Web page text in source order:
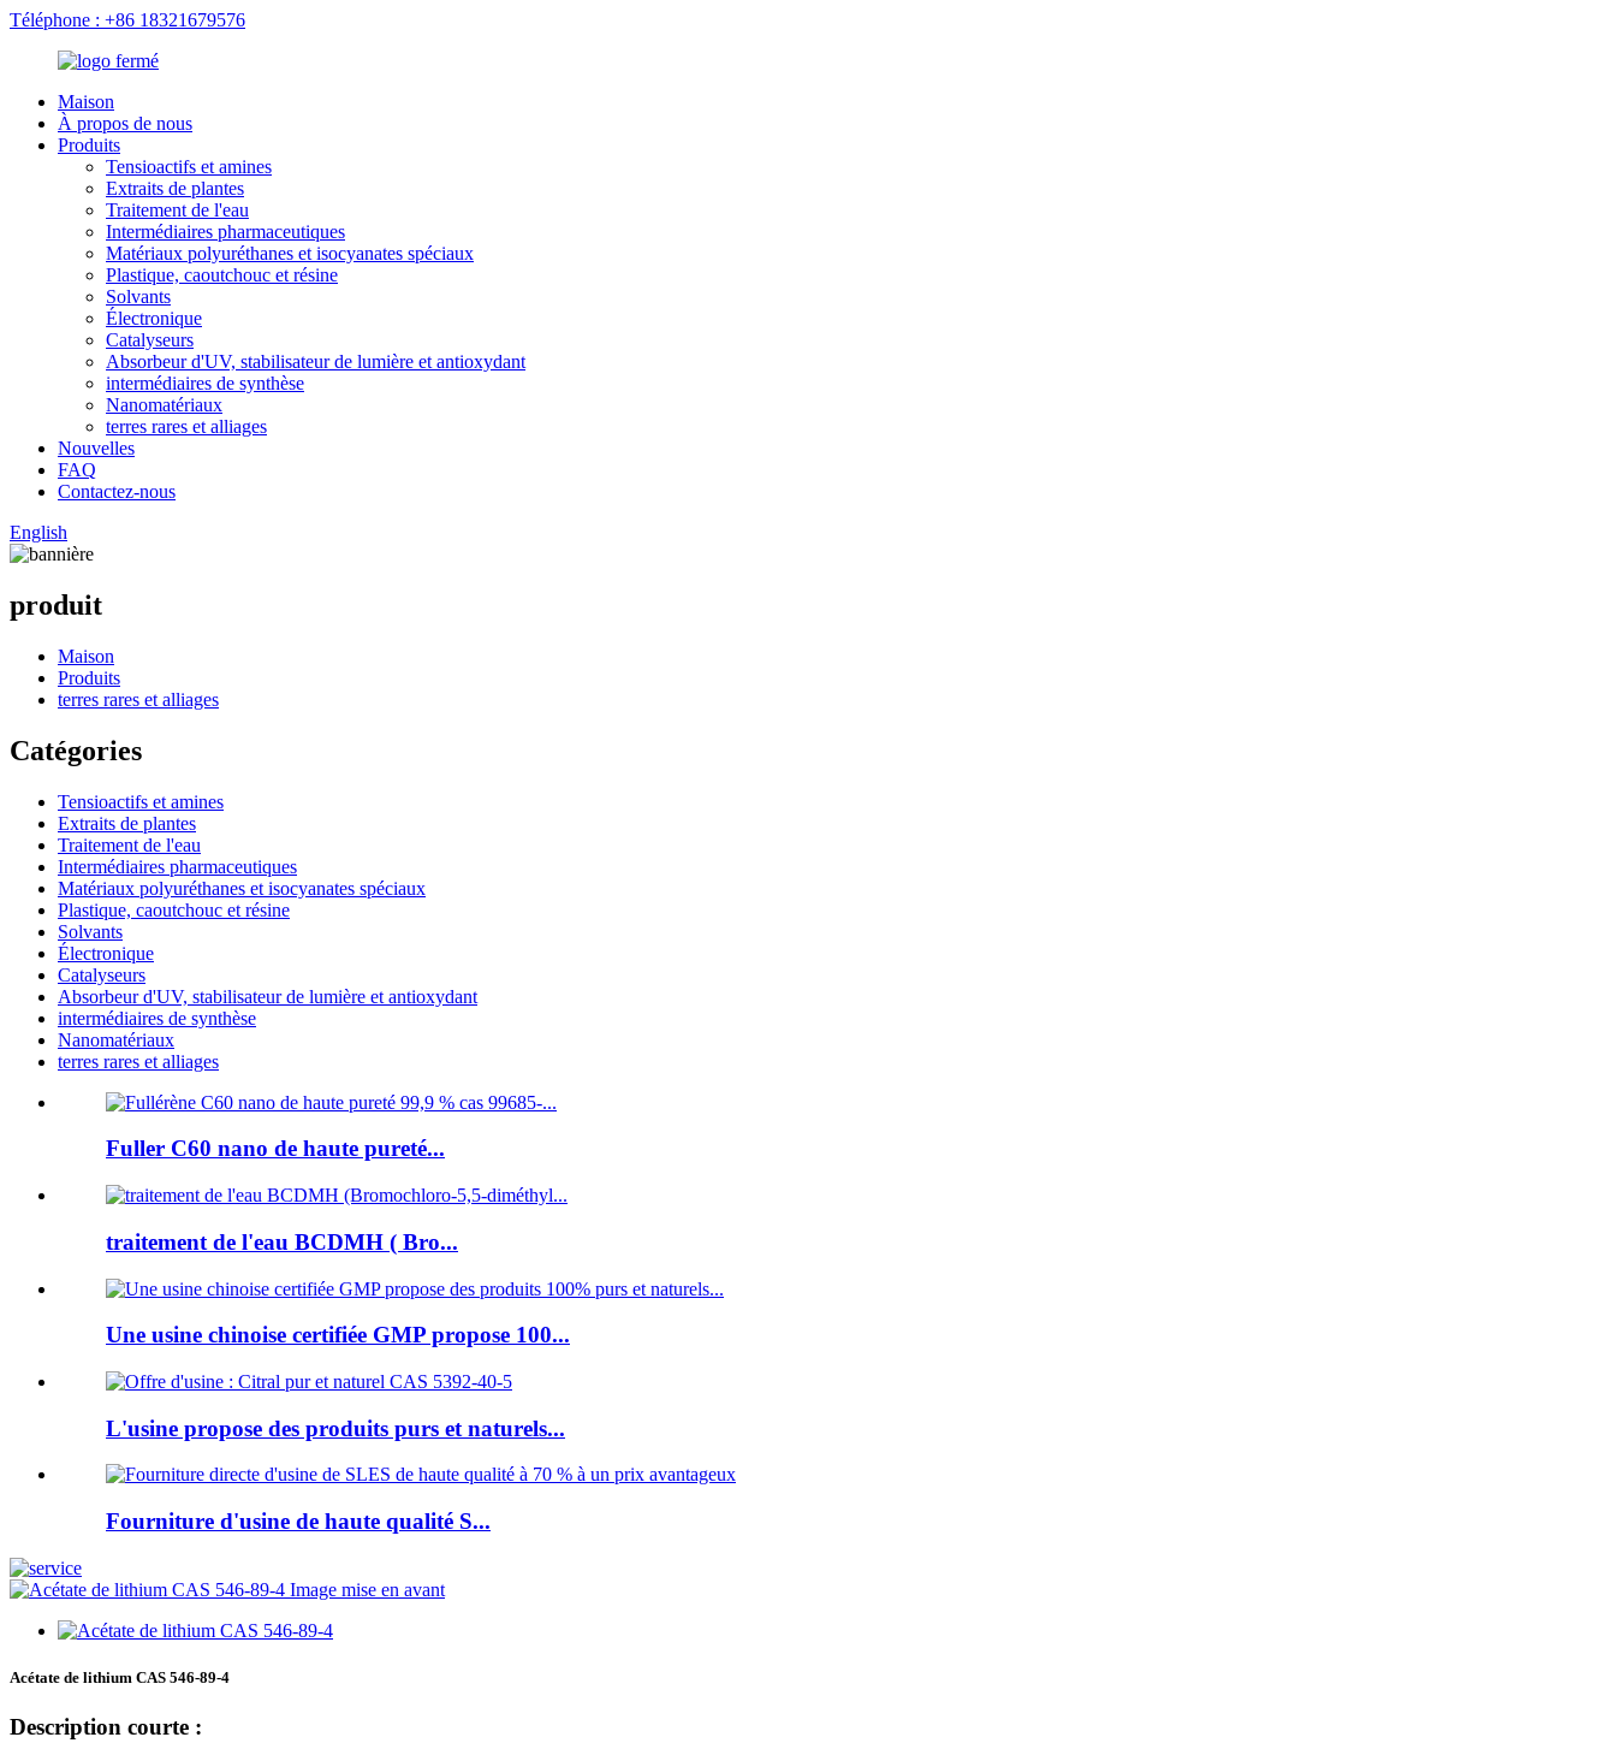
Téléphone : +86 18321679576
Maison
À propos de nous
Produits
Tensioactifs et amines
Extraits de plantes
Traitement de l'eau
Intermédiaires pharmaceutiques
Matériaux polyuréthanes et isocyanates spéciaux
Plastique, caoutchouc et résine
Solvants
Électronique
Catalyseurs
Absorbeur d'UV, stabilisateur de lumière et antioxydant
intermédiaires de synthèse
Nanomatériaux
terres rares et alliages
Nouvelles
FAQ
Contactez-nous
English
produit
Maison
Produits
terres rares et alliages
Catégories
Tensioactifs et amines
Extraits de plantes
Traitement de l'eau
Intermédiaires pharmaceutiques
Matériaux polyuréthanes et isocyanates spéciaux
Plastique, caoutchouc et résine
Solvants
Électronique
Catalyseurs
Absorbeur d'UV, stabilisateur de lumière et antioxydant
intermédiaires de synthèse
Nanomatériaux
terres rares et alliages
Fuller C60 nano de haute pureté...
traitement de l'eau BCDMH ( Bro...
Une usine chinoise certifiée GMP propose 100...
L'usine propose des produits purs et naturels...
Fourniture d'usine de haute qualité S...
Acétate de lithium CAS 546-89-4
Description courte :